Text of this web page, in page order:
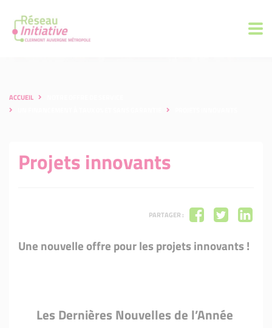
ACCUEIL
Projets innovants
PARTAGER :
Une nouvelle offre pour les projets innovants !
Les Dernières Nouvelles de l’Année